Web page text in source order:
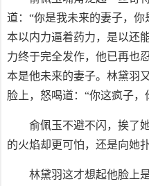
道：“你是我未来的妻子，
本以内力逼着药力，是以还
力终于完全发作，他已再也
本是他未来的妻子。林黛羽
脸上，怒喝道：“你这疯子，
俞佩玉不避不闪，挨了
的火焰却更可怕，还是向她扑
林黛羽这才想起他脸上